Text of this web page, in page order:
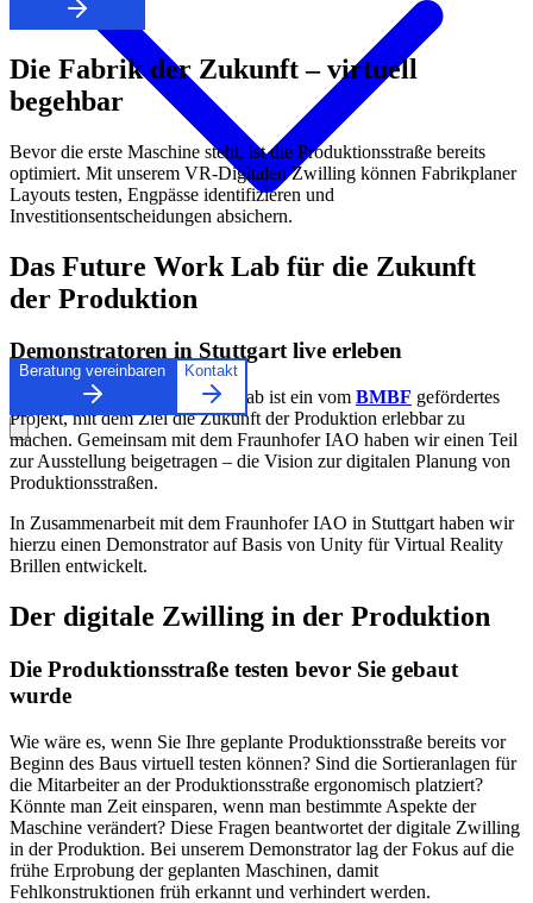
Beratung vereinbaren Kontakt
Die Fabrik der Zukunft – virtuell
begehbar
Bevor die erste Maschine steht, ist die Produktionsstraße bereits
optimiert. Mit unserem VR-Digitalen Zwilling können Fabrikplaner
Layouts testen, Engpässe identifizieren und
Investitionsentscheidungen absichern.
Das Future Work Lab für die Zukunft
der Produktion
Demonstratoren in Stuttgart live erleben
Die Ausstellung Future Work Lab ist ein vom BMBF gefördertes
Projekt, mit dem Ziel die Zukunft der Produktion erlebbar zu
machen. Gemeinsam mit dem Fraunhofer IAO haben wir einen Teil
zur Ausstellung beigetragen – die Vision zur digitalen Planung von
Produktionsstraßen.
In Zusammenarbeit mit dem Fraunhofer IAO in Stuttgart haben wir
hierzu einen Demonstrator auf Basis von Unity für Virtual Reality
Brillen entwickelt.
Der digitale Zwilling in der Produktion
Die Produktionsstraße testen bevor Sie gebaut
wurde
Wie wäre es, wenn Sie Ihre geplante Produktionsstraße bereits vor
Beginn des Baus virtuell testen können? Sind die Sortieranlagen für
die Mitarbeiter an der Produktionsstraße ergonomisch platziert?
Könnte man Zeit einsparen, wenn man bestimmte Aspekte der
Maschine verändert? Diese Fragen beantwortet der digitale Zwilling
in der Produktion. Bei unserem Demonstrator lag der Fokus auf die
frühe Erprobung der geplanten Maschinen, damit
Fehlkonstruktionen früh erkannt und verhindert werden.